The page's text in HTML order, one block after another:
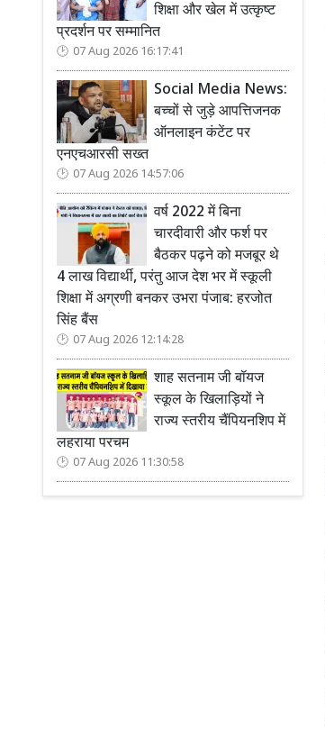
शिक्षा और खेल में उत्कृष्ट
प्रदर्शन पर सम्मानित
07 Aug 2026 16:17:41
Social Media News:
बच्चों से जुड़े आपत्तिजनक
ऑनलाइन कंटेंट पर
एनएचआरसी सख्त
07 Aug 2026 14:57:06
वर्ष 2022 में बिना
चारदीवारी और फर्श पर
बैठकर पढ़ने को मजबूर थे
4 लाख विद्यार्थी, परंतु आज देश भर में स्कूली
शिक्षा में अग्रणी बनकर उभरा पंजाब: हरजोत
सिंह बैंस
07 Aug 2026 12:14:28
शाह सतनाम जी बॉयज
स्कूल के खिलाड़ियों ने
राज्य स्तरीय चैंपियनशिप में
लहराया परचम
07 Aug 2026 11:30:58